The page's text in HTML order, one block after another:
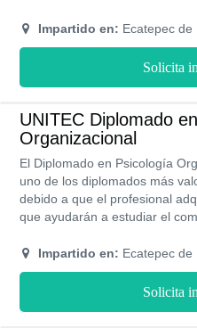
un plan de pagos o acceder al
el UNITEC y podrás recibir
Impartido en: Ecatepec de
Solicita
UNITEC Diplomado
Organizacional
El Diplomado en Psicología
uno de los diplomados más
debido a que el profesional
que ayudarán a estudiar el
adaptar las interacciones
diplomado cuenta con tres
buen desarrollo de habilidades.
Impartido en: Ecatepec de
Solicita